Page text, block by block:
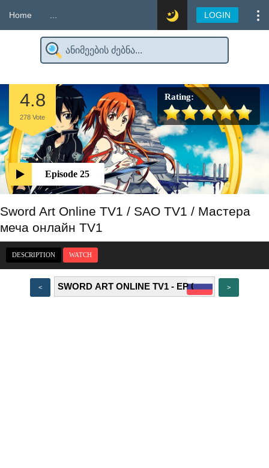
Home LOGIN
Episode 25
4.8
278 Vote
Rating:
Sword Art Online TV1 / SAO TV1 / Мастера
меча онлайн TV1
DESCRIPTION WATCH
< >